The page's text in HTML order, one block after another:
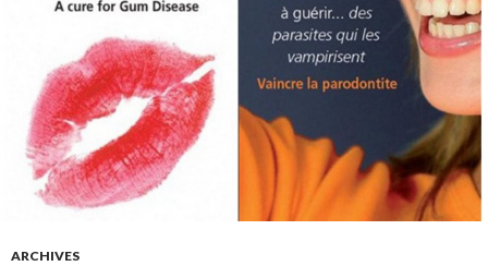
ARCHIVES